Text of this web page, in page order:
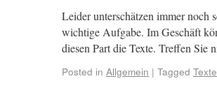
Leider unterschätzen immer noch
wichtige Aufgabe. Im Geschäft
diesen Part die Texte. Treffen
Posted in Allgemein | Tagged